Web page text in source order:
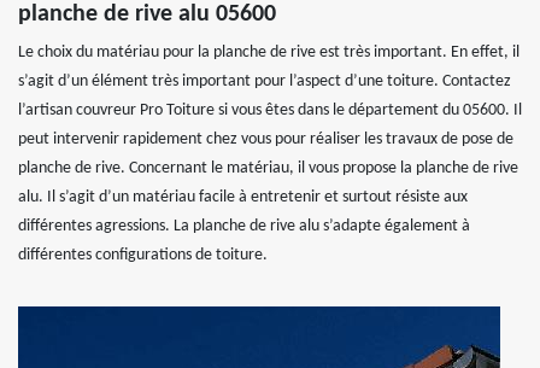
planche de rive alu 05600
Le choix du matériau pour la planche de rive est très important. En effet, il
s’agit d’un élément très important pour l’aspect d’une toiture. Contactez
l’artisan couvreur Pro Toiture si vous êtes dans le département du 05600. Il
peut intervenir rapidement chez vous pour réaliser les travaux de pose de
planche de rive. Concernant le matériau, il vous propose la planche de rive
alu. Il s’agit d’un matériau facile à entretenir et surtout résiste aux
différentes agressions. La planche de rive alu s’adapte également à
différentes configurations de toiture.